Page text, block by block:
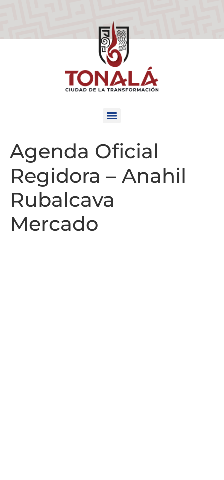
Agenda Oficial
Regidora – Anahil
Rubalcava
Mercado